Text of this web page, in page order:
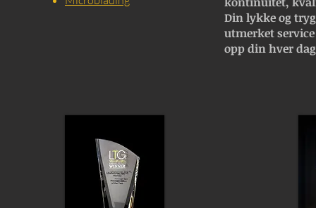
Din lykke og
utmerket
opp din hver